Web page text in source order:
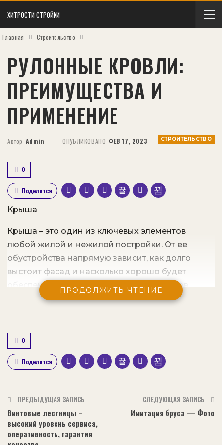
ХИТРОСТИ СТРОЙКИ
Главная Строительство
РУЛОННЫЕ КРОВЛИ:
ПРЕИМУЩЕСТВА И
ПРИМЕНЕНИЕ
СТРОИТЕЛЬСТВО
Автор Admin ОПУБЛИКОВАНО ФЕВ 17, 2023
0
Поделится
Крыша
Крыша – это один из ключевых элементов
любой жилой и нежилой постройки. От ее
обустройства напрямую зависит, как долго
выстоит фасад и насколько хорошо будет
обеспечена его защита от влаги и осадков.
Сегодня на рынке представлен большой выбор
более бюджетная альтернатива дорогостоящей
черепице.
Особенности состава
Преимущества покрытия
Сфера применения
ПРОДОЛЖИТЬ ЧТЕНИЕ
0
Поделится
ПРЕДЫДУЩАЯ ЗАПИСЬ
Винтовые лестницы –
высокий уровень сервиса,
оперативность, гарантия
СЛЕДУЮЩАЯ ЗАПИСЬ
Имитация бруса — Фото